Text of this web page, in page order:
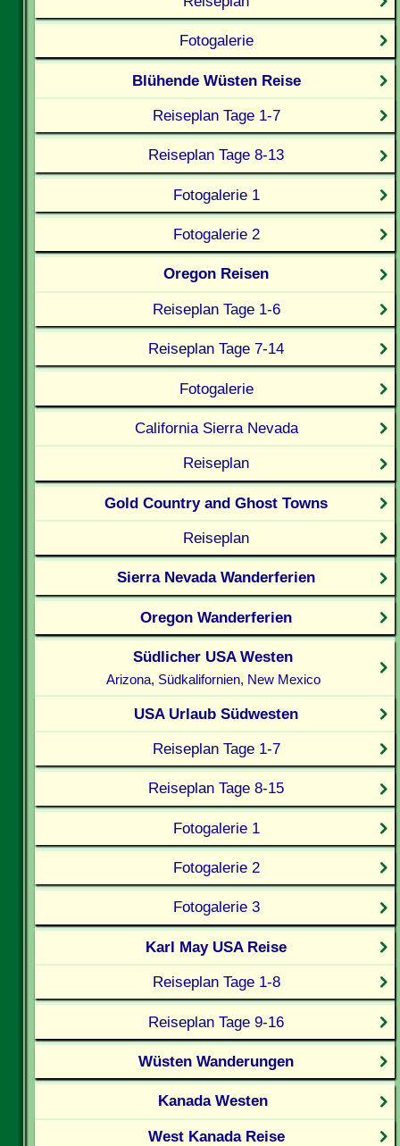
Fotogalerie
Blühende Wüsten Reise
Reiseplan Tage 1-7
Reiseplan Tage 8-13
Fotogalerie 1
Fotogalerie 2
Oregon Reisen
Reiseplan Tage 1-6
Reiseplan Tage 7-14
Fotogalerie
California Sierra Nevada
Reiseplan
Gold Country and Ghost Towns
Reiseplan
Sierra Nevada Wanderferien
Oregon Wanderferien
Südlicher USA Westen
Arizona, Südkalifornien, New Mexico
USA Urlaub Südwesten
Reiseplan Tage 1-7
Reiseplan Tage 8-15
Fotogalerie 1
Fotogalerie 2
Fotogalerie 3
Karl May USA Reise
Reiseplan Tage 1-8
Reiseplan Tage 9-16
Wüsten Wanderungen
Kanada Westen
West Kanada Reise